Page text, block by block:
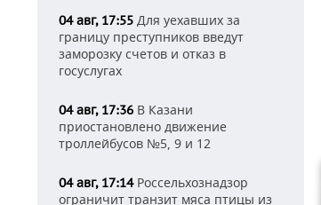
04 авг, 17:55 Для уехавших за
границу преступников введут
заморозку счетов и отказ в
госуслугах
04 авг, 17:36 В Казани
приостановлено движение
троллейбусов №5, 9 и 12
04 авг, 17:14Россельхознадзор
ограничит транзит мяса птицы из